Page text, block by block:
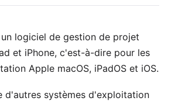
logiciel de gestion de projet
et iPhone, c'est-à-dire pour les
Apple macOS, iPadOS et iOS.
d'autres systèmes d'exploitation